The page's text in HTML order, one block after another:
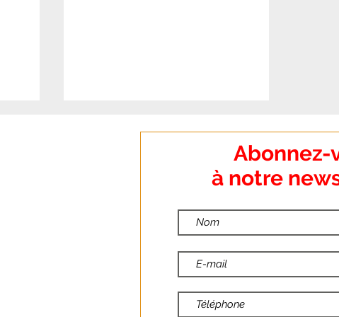
COMMUNIQUÉ FO –
FONCTION PUBLIQUE :
Abonnez-
à notre